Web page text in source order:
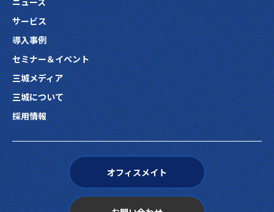
サービス
導入事例
セミナー＆イベント
三城メディア
三城について
採用情報
オフィスメイト